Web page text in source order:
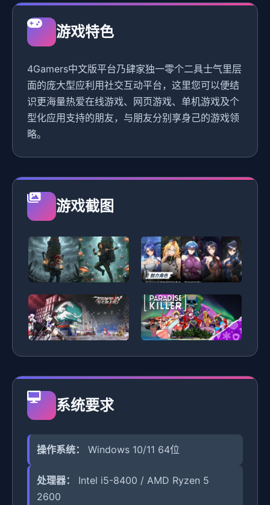
游戏特色
4Gamers中文版平台乃肆家独一零个二具士气里层
面的庞大型应利用社交互动平台，这里您可以便结
识更海量热爱在线游戏、网页游戏、单机游戏及个
型化应用支持的朋友，与朋友分别享身己的游戏领
略。
游戏截图
系统要求
操作系统： Windows 10/11 64位
处理器：
Intel i5-8400 / AMD Ryzen 5
2600